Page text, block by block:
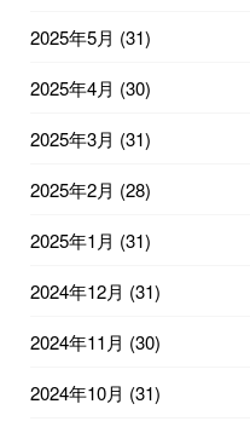
2025年5月 (31)
2025年4月 (30)
2025年3月 (31)
2025年2月 (28)
2025年1月 (31)
2024年12月 (31)
2024年11月 (30)
2024年10月 (31)